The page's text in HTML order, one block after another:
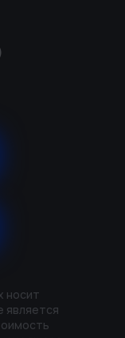
носит
является